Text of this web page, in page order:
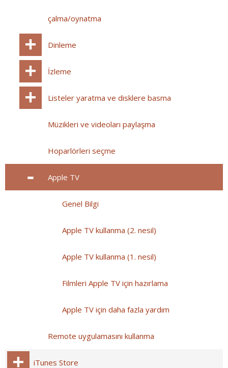
çalma/oynatma
Dinleme
İzleme
Listeler yaratma ve disklere basma
Müzikleri ve videoları paylaşma
Hoparlörleri seçme
Apple TV
Genel Bilgi
Apple TV kullanma (2. nesil)
Apple TV kullanma (1. nesil)
Filmleri Apple TV için hazırlama
Apple TV için daha fazla yardım
Remote uygulamasını kullanma
iTunes Store